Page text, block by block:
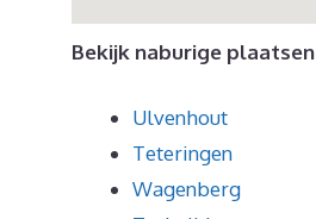
Bekijk naburige plaatsen
Ulvenhout
Teteringen
Wagenberg